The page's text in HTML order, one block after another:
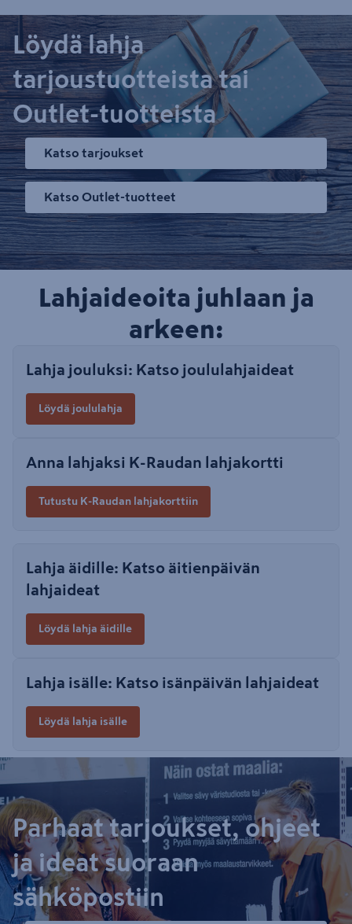
Löydä lahja
tarjoustuotteista tai
Outlet-tuotteista
Katso tarjoukset
Katso Outlet-tuotteet
Lahjaideoita juhlaan ja
arkeen:
Lahja jouluksi: Katso joululahjaideat
Löydä joululahja
Anna lahjaksi K-Raudan lahjakortti
Tutustu K-Raudan lahjakorttiin
Lahja äidille: Katso äitienpäivän
lahjaideat
Löydä lahja äidille
Lahja isälle: Katso isänpäivän lahjaideat
Löydä lahja isälle
Parhaat tarjoukset, ohjeet
ja ideat suoraan
sähköpostiin